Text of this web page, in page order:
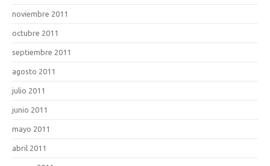
noviembre 2011
octubre 2011
septiembre 2011
agosto 2011
julio 2011
junio 2011
mayo 2011
abril 2011